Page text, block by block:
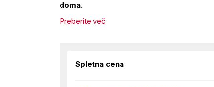
doma.
Preberite več
Spletna cena